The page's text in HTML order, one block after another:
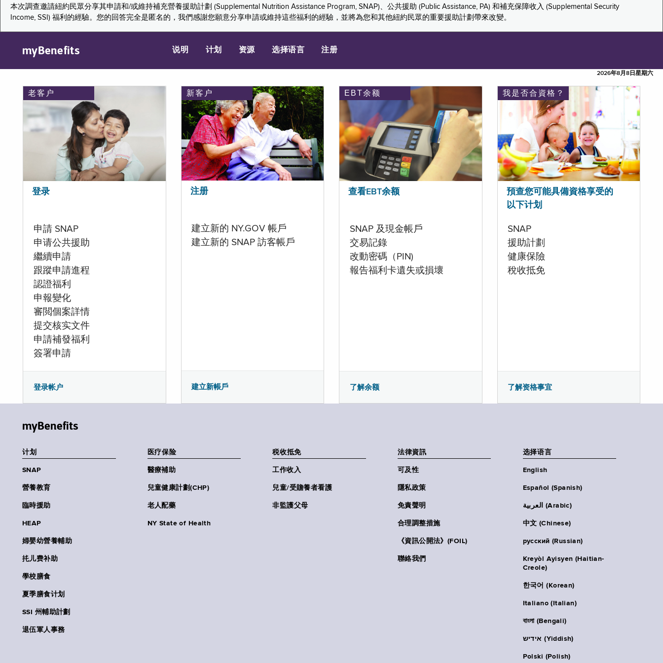
本次調查邀請紐約民眾分享其申請和/或維持補充營養援助計劃 (Supplemental Nutrition Assistance Program, SNAP)、公共援助 (Public Assistance, PA) 和補充保障收入 (Supplemental Security
Income, SSI) 福利的經驗。您的回答完全是匿名的，我們感謝您願意分享申請或維持這些福利的經驗，並將為您和其他紐約民眾的重要援助計劃帶來改變。
myBenefits 说明 计划 资源 选择语言 注册
2026年8月8日星期六
老客户
登录
申請 SNAP
申请公共援助
繼續申請
跟蹤申請進程
認證福利
申報變化
審閲個案詳情
提交核实文件
申請補發福利
簽署申請
登录帐户
新客户
注册
建立新的 NY.GOV 帳戶
建立新的 SNAP 訪客帳戶
建立新帳戶
EBT余额
查看EBT余额
SNAP 及現金帳戶
交易記錄
改動密碼（PIN)
報告福利卡遺失或損壞
了解余额
我是否合資格？
預查您可能具備資格享受的
以下计划
SNAP
援助計劃
健康保險
稅收抵免
了解资格事宜
myBenefits
计划
SNAP
營養教育
臨時援助
HEAP
婦嬰幼營養輔助
扥儿费补助
學校膳食
夏季膳食计划
SSI 州輔助計劃
退伍軍人事務
医疗保险
醫療補助
兒童健康計劃(CHP)
老人配藥
NY State of Health
税收抵免
工作收入
兒童/受贍養者看護
非監護父母
法律資訊
可及性
隱私政策
免責聲明
合理調整措施
《資訊公開法》(FOIL)
聯絡我們
选择语言
English
Español (Spanish)
العربية (Arabic)
中文 (Chinese)
русский (Russian)
Kreyòl Ayisyen (Haitian-
Creole)
한국어 (Korean)
Italiano (Italian)
বাংলা (Bengali)
אידיש (Yiddish)
Polski (Polish)